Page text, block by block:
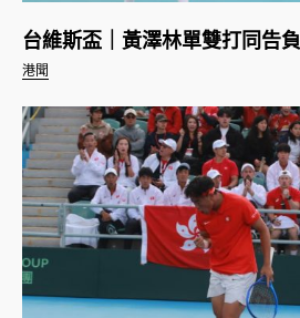
港聞
台維斯盃｜黃澤林單雙打同告